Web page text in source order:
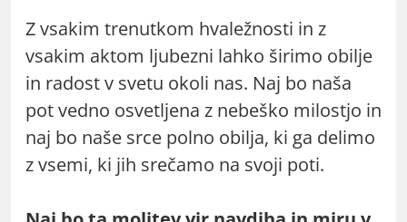
Z vsakim trenutkom hvaležnosti in z
vsakim aktom ljubezni lahko širimo obilje
in radost v svetu okoli nas. Naj bo naša
pot vedno osvetljena z nebeško milostjo in
naj bo naše srce polno obilja, ki ga delimo
z vsemi, ki jih srečamo na svoji poti.